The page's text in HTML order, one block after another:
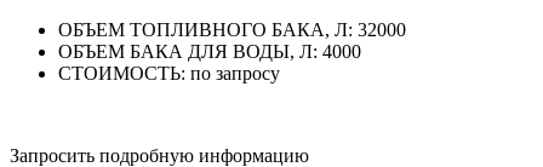
ОБЪЕМ ТОПЛИВНОГО БАКА, Л: 32000
ОБЪЕМ БАКА ДЛЯ ВОДЫ, Л: 4000
СТОИМОСТЬ: по запросу
Запросить подробную информацию